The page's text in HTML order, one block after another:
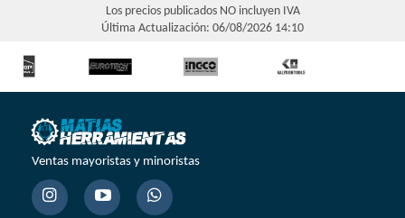
Los precios publicados NO incluyen IVA
Última Actualización: 06/08/2026 14:10
Ventas mayoristas y minoristas